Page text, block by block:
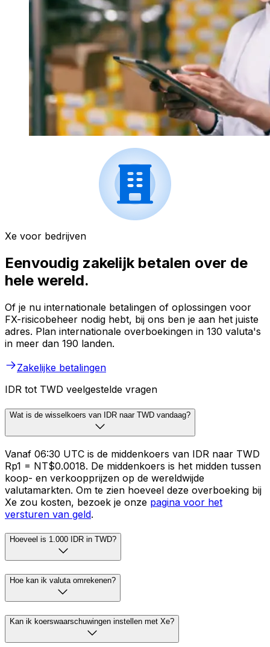
Xe voor bedrijven
Eenvoudig zakelijk betalen over de
hele wereld.
Of je nu internationale betalingen of oplossingen voor
FX-risicobeheer nodig hebt, bij ons ben je aan het juiste
adres. Plan internationale overboekingen in 130 valuta's
in meer dan 190 landen.
Zakelijke betalingen
IDR tot TWD veelgestelde vragen
Wat is de wisselkoers van IDR naar TWD vandaag?
Vanaf 06:30 UTC is de middenkoers van IDR naar TWD
Rp1 = NT$0.0018. De middenkoers is het midden tussen
koop- en verkoopprijzen op de wereldwijde
valutamarkten. Om te zien hoeveel deze overboeking bij
Xe zou kosten, bezoek je onze pagina voor het
versturen van geld.
Hoeveel is 1.000 IDR in TWD?
Hoe kan ik valuta omrekenen?
Kan ik koerswaarschuwingen instellen met Xe?